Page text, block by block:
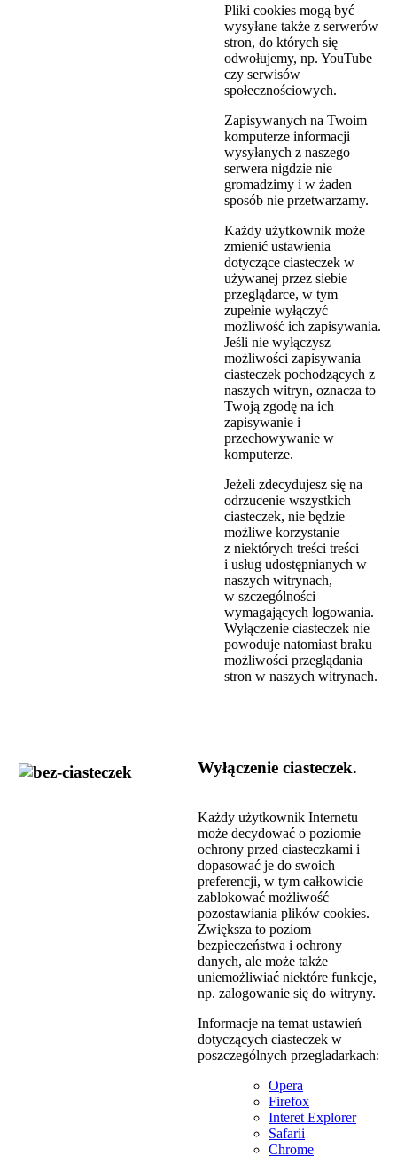
Pliki cookies mogą być
wysyłane także z serwerów
stron, do których się
odwołujemy, np. YouTube
czy serwisów
społecznościowych.
Zapisywanych na Twoim
komputerze informacji
wysyłanych z naszego
serwera nigdzie nie
gromadzimy i w żaden
sposób nie przetwarzamy.
Każdy użytkownik może
zmienić ustawienia
dotyczące ciasteczek w
używanej przez siebie
przeglądarce, w tym
zupełnie wyłączyć
możliwość ich zapisywania.
Jeśli nie wyłączysz
możliwości zapisywania
ciasteczek pochodzących z
naszych witryn, oznacza to
Twoją zgodę na ich
zapisywanie i
przechowywanie w
komputerze.
Jeżeli zdecydujesz się na
odrzucenie wszystkich
ciasteczek, nie będzie
możliwe korzystanie
z niektórych treści treści
i usług udostępnianych w
naszych witrynach,
w szczególności
wymagających logowania.
Wyłączenie ciasteczek nie
powoduje natomiast braku
możliwości przeglądania
stron w naszych witrynach.
Wyłączenie ciasteczek.
Każdy użytkownik Internetu
może decydować o poziomie
ochrony przed ciasteczkami i
dopasować je do swoich
preferencji, w tym całkowicie
zablokować możliwość
pozostawiania plików cookies.
Zwiększa to poziom
bezpieczeństwa i ochrony
danych, ale może także
uniemożliwiać niektóre funkcje,
np. zalogowanie się do witryny.
Informacje na temat ustawień
dotyczących ciasteczek w
poszczególnych przegladarkach:
Opera
Firefox
Interet Explorer
Safarii
Chrome